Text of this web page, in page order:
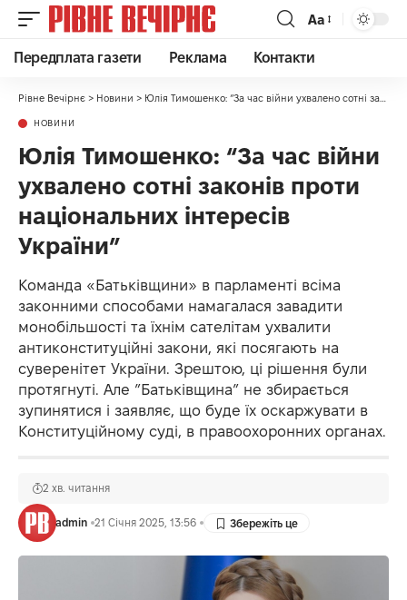
Аа
Передплата газети Реклама Контакти
Рівне Вечірнє > Новини > Юлія Тимошенко: “За час війни ухвалено сотні законів проти національних інтересів України”
НОВИНИ
Юлія Тимошенко: “За час війни
ухвалено сотні законів проти
національних інтересів
України”
Команда «Батьківщини» в парламенті всіма
законними способами намагалася завадити
монобільшості та їхнім сателітам ухвалити
антиконституційні закони, які посягають на
суверенітет України. Зрештою, ці рішення були
протягнуті. Але ”Батьківщина” не збирається
зупинятися і заявляє, що буде їх оскаржувати в
Конституційному суді, в правоохоронних органах.
admin 21 Січня 2025, 13:56
2 хв. читання